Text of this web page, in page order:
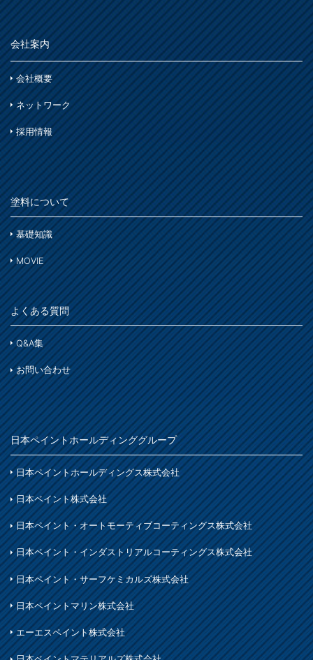
会社案内
会社概要
ネットワーク
採用情報
塗料について
基礎知識
MOVIE
よくある質問
Q&A集
お問い合わせ
日本ペイントホールディンググループ
日本ペイントホールディングス株式会社
日本ペイント株式会社
日本ペイント・オートモーティブコーティングス株式会社
日本ペイント・インダストリアルコーティングス株式会社
日本ペイント・サーフケミカルズ株式会社
日本ペイントマリン株式会社
エーエスペイント株式会社